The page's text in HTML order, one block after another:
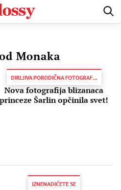
ZDRAVI I SREĆNI LJUBAV
Monaka
DIRLJIVA PORODIČNA FOTOGRAFIJA
Nova fotografija blizanaca
princeze Šarlin opčinila svet!
IZNENADIĆETE SE